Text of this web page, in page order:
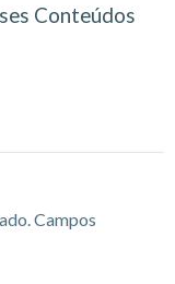
Conteúdos
Campos